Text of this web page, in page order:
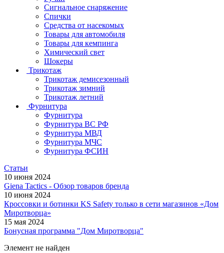
Сигнальное снаряжение
Спички
Средства от насекомых
Товары для автомобиля
Товары для кемпинга
Химический свет
Шокеры
Трикотаж
Трикотаж демисезонный
Трикотаж зимний
Трикотаж летний
Фурнитура
Фурнитура
Фурнитура ВС РФ
Фурнитура МВД
Фурнитура МЧС
Фурнитура ФСИН
Статьи
10 июня 2024
Giena Tactics - Обзор товаров бренда
10 июня 2024
Кроссовки и ботинки KS Safety только в сети магазинов «Дом
Миротворца»
15 мая 2024
Бонусная программа "Дом Миротворца"
Элемент не найден